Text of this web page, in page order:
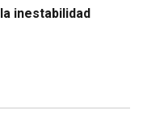
inestabilidad